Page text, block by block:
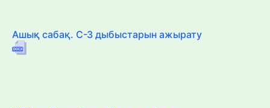
Ашық сабақ. С-З дыбыстарын ажырату